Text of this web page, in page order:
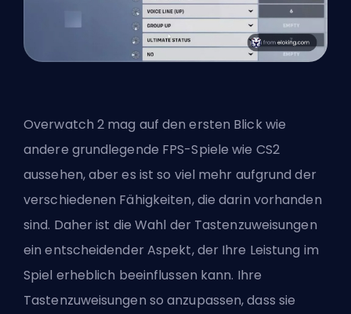
Overwatch 2 mag auf den ersten Blick wie
andere grundlegende FPS-Spiele wie CS2
aussehen, aber es ist so viel mehr aufgrund der
verschiedenen Fähigkeiten, die darin vorhanden
sind. Daher ist die Wahl der Tastenzuweisungen
ein entscheidender Aspekt, der Ihre Leistung im
Spiel erheblich beeinflussen kann. Ihre
Tastenzuweisungen so anzupassen, dass sie